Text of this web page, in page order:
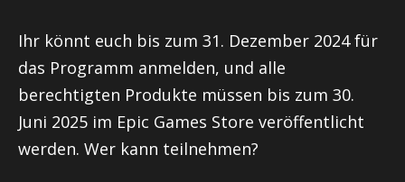
Ihr könnt euch bis zum 31. Dezember 2024 für
das Programm anmelden, und alle
berechtigten Produkte müssen bis zum 30.
Juni 2025 im Epic Games Store veröffentlicht
werden. Wer kann teilnehmen?